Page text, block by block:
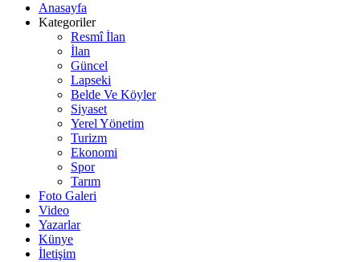
Anasayfa
Kategoriler
Resmî İlan
İlan
Güncel
Lapseki
Belde Ve Köyler
Siyaset
Yerel Yönetim
Turizm
Ekonomi
Spor
Tarım
Foto Galeri
Video
Yazarlar
Künye
İletişim